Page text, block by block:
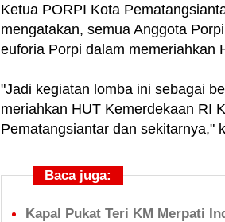
Ketua PORPI Kota
mengatakan, semua Anggota
euforia Porpi dalam memeriahkan
"Jadi kegiatan lomba ini sebagai
meriahkan HUT Kemerdekaan RI
Pematangsiantar dan sekitarnya,"
Baca juga:
Kapal Pukat Teri KM Merpati